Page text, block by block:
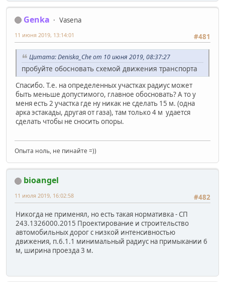
Genka
Vasena
#481
11 июня 2019, 13:14:01
Цитата: Deniska_Che от 10 июня 2019, 08:37:27
пробуйте обосновать схемой движения транспорта
Спасибо. Т.е. на определенных участках радиус может
быть меньше допустимого, главное обосновать? А то у
меня есть 2 участка где ну никак не сделать 15 м. (одна
арка эстакады, другая от газа), там только 4 м удается
сделать чтобы не сносить опоры.
Опыта ноль, не пинайте =))
bioangel
#482
11 июля 2019, 16:02:58
Никогда не применял, но есть такая нормативка - СП
243.1326000.2015 Проектирование и строительство
автомобильных дорог с низкой интенсивностью
движения, п.6.1.1 минимальный радиус на примыкании 6
м, ширина проезда 3 м.